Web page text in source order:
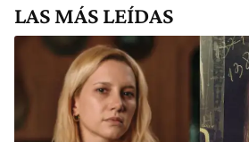
LAS MÁS LEÍDAS